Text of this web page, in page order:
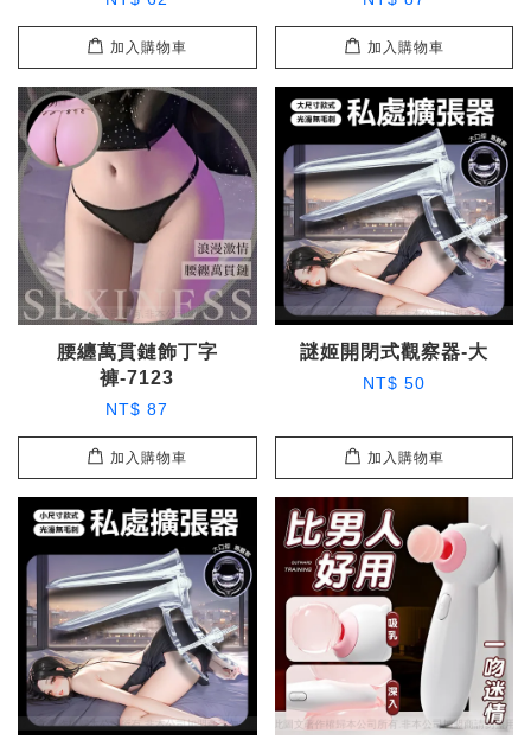
加入購物車 加入購物車
腰纏萬貫鏈飾丁字
褲-7123
NT$ 87
加入購物車
謎姬開閉式觀察器-大
NT$ 50
加入購物車